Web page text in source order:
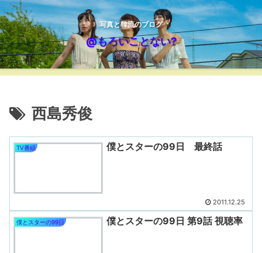
写真と韓流のブログ
@もろいことない?
西島秀俊
TV番組 僕とスターの99日 最終話
2011.12.25
僕とスターの99日 僕とスターの99日 第9話 視聴率